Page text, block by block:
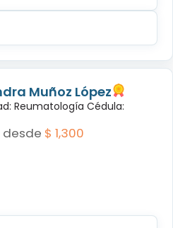
Muñoz López
Reumatología Cédula:
desde $ 1,300